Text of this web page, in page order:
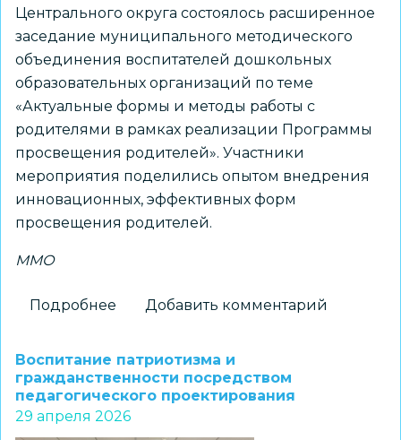
Центрального округа состоялось расширенное
заседание муниципального методического
объединения воспитателей дошкольных
образовательных организаций по теме
«Актуальные формы и методы работы с
родителями в рамках реализации Программы
просвещения родителей». Участники
мероприятия поделились опытом внедрения
инновационных, эффективных форм
просвещения родителей.
ММО
Подробнее
образовательных
организаций
представили
Добавить комментарий
Воспитание патриотизма и
гражданственности посредством
педагогического проектирования
29 апреля 2026